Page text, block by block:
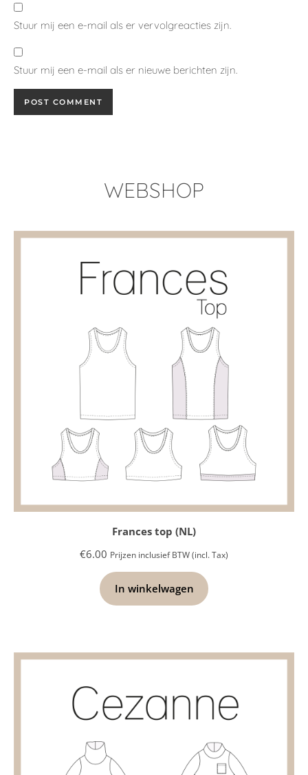
Stuur mij een e-mail als er vervolgreacties zijn.
Stuur mij een e-mail als er nieuwe berichten zijn.
WEBSHOP
Frances top (NL)
€6.00 Prijzen inclusief BTW (incl. Tax)
In winkelwagen